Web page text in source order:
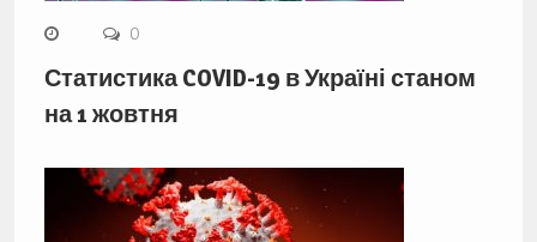
0
Статистика COVID-19 в Україні станом
на 1 жовтня